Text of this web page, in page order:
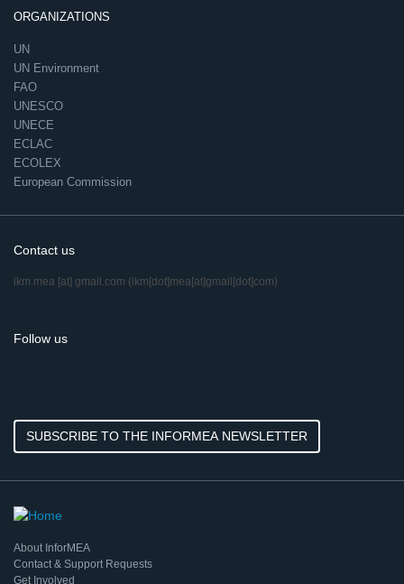
ORGANIZATIONS
UN
UN Environment
FAO
UNESCO
UNECE
ECLAC
ECOLEX
European Commission
Contact us
ikm.mea [at] gmail.com (ikm[dot]mea[at]gmail[dot]com)
Follow us
SUBSCRIBE TO THE INFORMEA NEWSLETTER
About InforMEA
Contact & Support Requests
Get Involved